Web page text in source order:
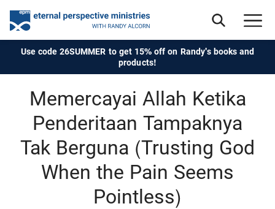
Use code 26SUMMER to get 15% off on Randy's books and
products!
Memercayai Allah Ketika
Penderitaan Tampaknya
Tak Berguna (Trusting God
When the Pain Seems
Pointless)